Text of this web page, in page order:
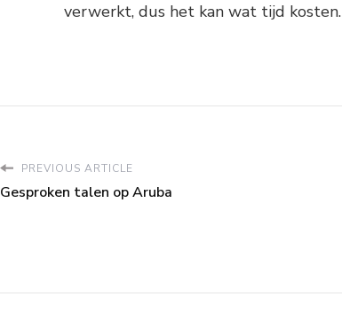
verwerkt, dus het kan wat tijd kosten.
PREVIOUS ARTICLE
Gesproken talen op Aruba